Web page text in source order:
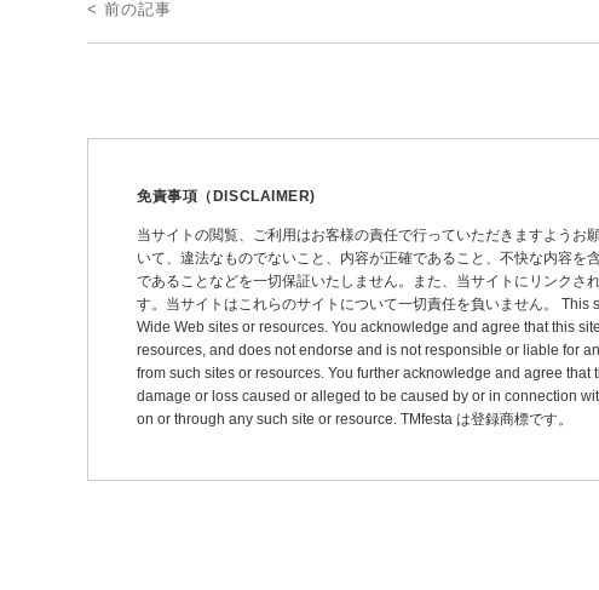
稿
< 前の記事
免責事項（DISCLAIMER)
当サイトの閲覧、ご利用はお客様の責任で行っていただきますよう
いて、違法なものでないこと、内容が正確であること、不快な内容
であることなどを一切保証いたしません。また、当サイトにリンクさ
す。当サイトはこれらのサイトについて一切責任を負いません。
Wide Web sites or resources. You acknowledge and agree that this
resources, and does not endorse and is not responsible or liable for
from such sites or resources. You further acknowledge and agree
damage or loss caused or alleged to be caused by or in connection
on or through any such site or resource. TMfesta は登録商標です。